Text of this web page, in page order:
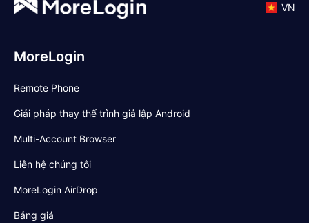
VN
MoreLogin
Remote Phone
Giải pháp thay thế trình giả lập Android
Multi-Account Browser
Liên hệ chúng tôi
MoreLogin AirDrop
Bảng giá